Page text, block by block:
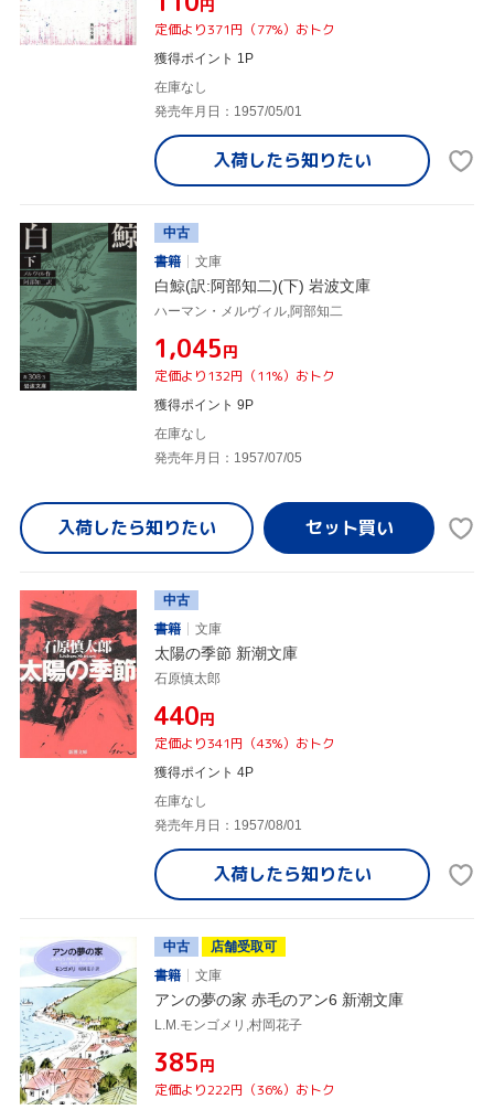
円
定価より371円（77%）おトク
獲得ポイント 1P
在庫なし
発売年月日：1957/05/01
入荷したら知りたい
中古
書籍
文庫
白鯨(訳:阿部知二)(下) 岩波文庫
ハーマン・メルヴィル,阿部知二
¥1,045円
定価より132円（11%）おトク
獲得ポイント 9P
在庫なし
発売年月日：1957/07/05
入荷したら知りたい
中古
書籍
文庫
太陽の季節 新潮文庫
石原慎太郎
¥440円
定価より341円（43%）おトク
獲得ポイント 4P
在庫なし
発売年月日：1957/08/01
入荷したら知りたい
中古
店舗受取可
書籍
文庫
アンの夢の家 赤毛のアン6 新潮文庫
L.M.モンゴメリ,村岡花子
¥385円
定価より222円（36%）おトク